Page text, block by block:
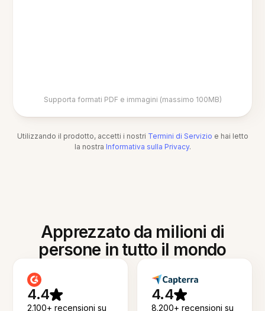
Supporta formati PDF e immagini (massimo 100MB)
Utilizzando il prodotto, accetti i nostri Termini di Servizio e hai letto
la nostra Informativa sulla Privacy.
Apprezzato da milioni di
persone in tutto il mondo
4.4
2.100+ recensioni su
4.4
8.200+ recensioni su